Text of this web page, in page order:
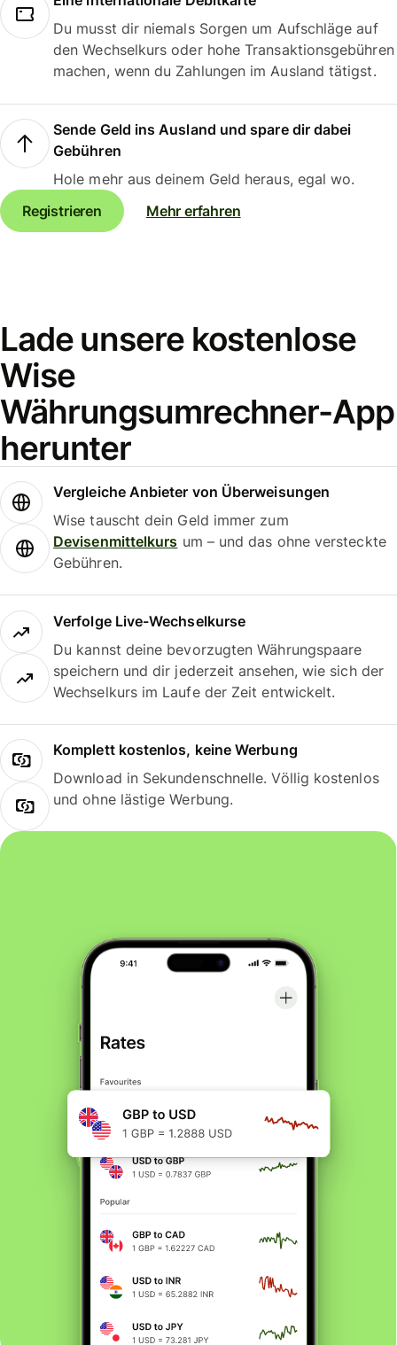
Du musst dir niemals Sorgen um Aufschläge auf
den Wechselkurs oder hohe Transaktionsgebühren
machen, wenn du Zahlungen im Ausland tätigst.
Sende Geld ins Ausland und spare dir dabei
Gebühren
Hole mehr aus deinem Geld heraus, egal wo.
Registrieren
Mehr erfahren
Lade unsere kostenlose
Wise
Währungsumrechner-App
herunter
Vergleiche Anbieter von Überweisungen
Wise tauscht dein Geld immer zum
Devisenmittelkurs um – und das ohne versteckte
Gebühren.
Verfolge Live-Wechselkurse
Du kannst deine bevorzugten Währungspaare
speichern und dir jederzeit ansehen, wie sich der
Wechselkurs im Laufe der Zeit entwickelt.
Komplett kostenlos, keine Werbung
Download in Sekundenschnelle. Völlig kostenlos
und ohne lästige Werbung.